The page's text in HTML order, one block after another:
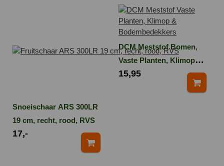
Snoeischaar ARS 300LR
19 cm, recht, rood, RVS
17,-
DCM Meststof Bomen,
Vaste Planten, Klimop
en Bodembedekkers 3
15,95